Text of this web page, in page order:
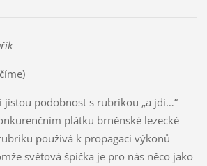
jistou podobnost s rubrikou „a jdi…“
plátku brněnské lezecké
používá k propagaci výkonů
světová špička je pro nás něco jako